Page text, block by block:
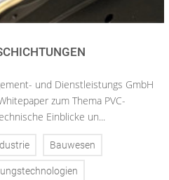
und Dienstleistungs GmbH
zum Thema PVC-
Einblicke un...
Bauwesen